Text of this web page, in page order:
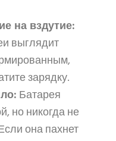
на вздутие:
выглядит
зарядку.
Батарея
но никогда не
она пахнет